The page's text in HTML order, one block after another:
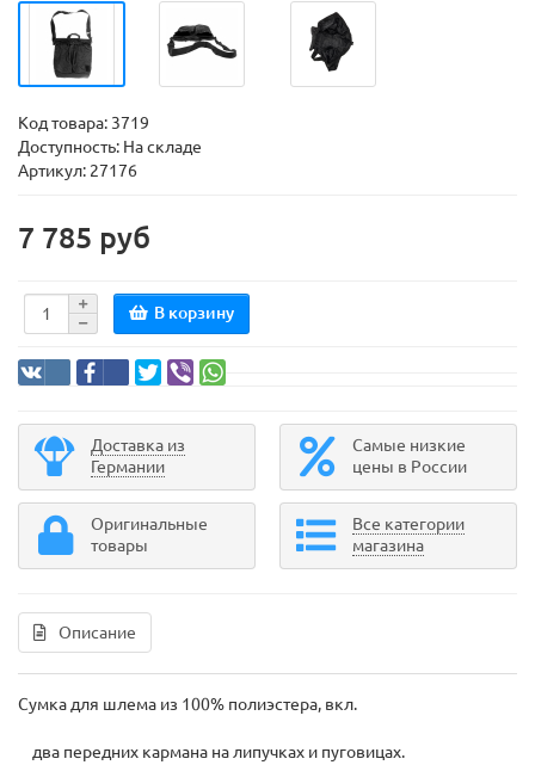
Код товара: 3719
Доступность: На складе
Артикул: 27176
7 785 руб
В корзину
Доставка из
Германии
Самые низкие
цены в России
Оригинальные
товары
Все категории
магазина
Описание
Сумка для шлема из 100% полиэстера, вкл.
два передних кармана на липучках и пуговицах.